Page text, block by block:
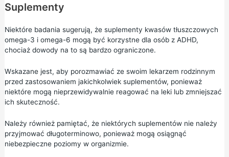
Suplementy
Niektóre badania sugerują, że suplementy kwasów tłuszczowych
omega-3 i omega-6 mogą być korzystne dla osób z ADHD,
chociaż dowody na to są bardzo ograniczone.
Wskazane jest, aby porozmawiać ze swoim lekarzem rodzinnym
przed zastosowaniem jakichkolwiek suplementów, ponieważ
niektóre mogą nieprzewidywalnie reagować na leki lub zmniejszać
ich skuteczność.
Należy również pamiętać, że niektórych suplementów nie należy
przyjmować długoterminowo, ponieważ mogą osiągnąć
niebezpieczne poziomy w organizmie.